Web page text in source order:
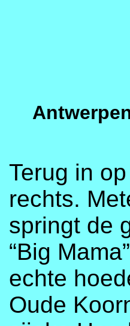
Terug in
rechts.
springt de
“Big
echte
Oude